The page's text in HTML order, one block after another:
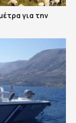
για την